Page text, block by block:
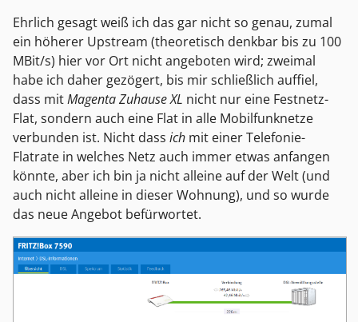
Ehrlich gesagt weiß ich das gar nicht so genau, zumal
ein höherer Upstream (theoretisch denkbar bis zu 100
MBit/s) hier vor Ort nicht angeboten wird; zweimal
habe ich daher gezögert, bis mir schließlich auffiel,
dass mitMagenta Zuhause XL nicht nur eine Festnetz-
Flat, sondern auch eine Flat in alle Mobilfunknetze
verbunden ist. Nicht dass ich mit einer Telefonie-
Flatrate in welches Netz auch immer etwas anfangen
könnte, aber ich bin ja nicht alleine auf der Welt (und
auch nicht alleine in dieser Wohnung), und so wurde
das neue Angebot befürwortet.